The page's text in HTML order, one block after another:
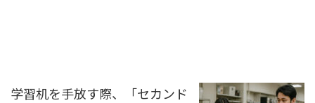
学習机を手放す際、「セカンド